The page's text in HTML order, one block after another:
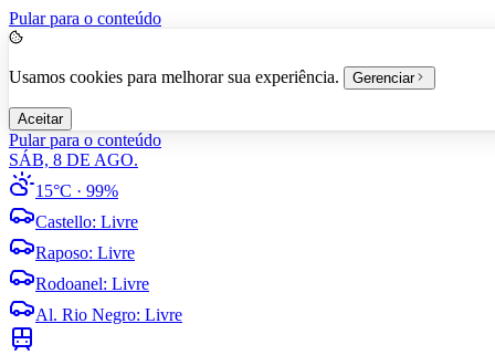
Pular para o conteúdo
Usamos cookies para melhorar sua experiência. Gerenciar
Aceitar
Pular para o conteúdo
SÁB, 8 DE AGO.
15°C · 99%
Castello: Livre
Raposo: Livre
Rodoanel: Livre
Al. Rio Negro: Livre